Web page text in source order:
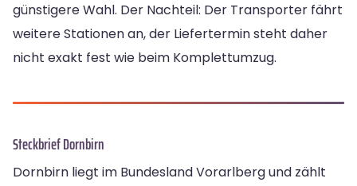
günstigere Wahl. Der Nachteil: Der Transporter fährt
weitere Stationen an, der Liefertermin steht daher
nicht exakt fest wie beim Komplettumzug.
Steckbrief Dornbirn
Dornbirn liegt im Bundesland Vorarlberg und zählt